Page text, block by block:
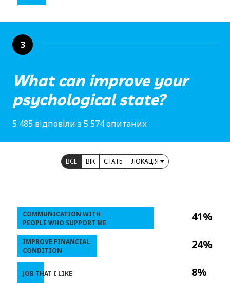
3
What can improve your
psychological state?
5 485 відповіли з 5 574 опитаних
ВСЕ ВІК СТАТЬ ЛОКАЦІЯ
41%
24%
8%
COMMUNICATION WITH
PEOPLE WHO SUPPORT ME
IMPROVE FINANCIAL
CONDITION
JOB THAT I LIKE